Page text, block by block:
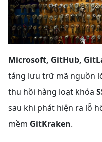
Microsoft, GitHub,
tảng lưu trữ mã nguồn
thu hồi hàng loạt khóa
sau khi phát hiện ra lỗ
mềm GitKraken.